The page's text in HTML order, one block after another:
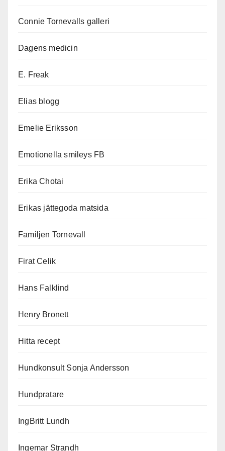
Connie Tornevalls galleri
Dagens medicin
E. Freak
Elias blogg
Emelie Eriksson
Emotionella smileys FB
Erika Chotai
Erikas jättegoda matsida
Familjen Tornevall
Firat Celik
Hans Falklind
Henry Bronett
Hitta recept
Hundkonsult Sonja Andersson
Hundpratare
IngBritt Lundh
Ingemar Strandh